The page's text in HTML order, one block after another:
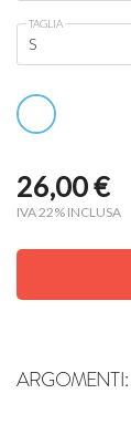
TAGLIA
26,00€
IVA 22% INCLUSA
ARGOMENTI: